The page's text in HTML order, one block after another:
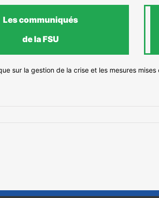
Les communiqués
de la FSU
sur la gestion de la crise et les mesures